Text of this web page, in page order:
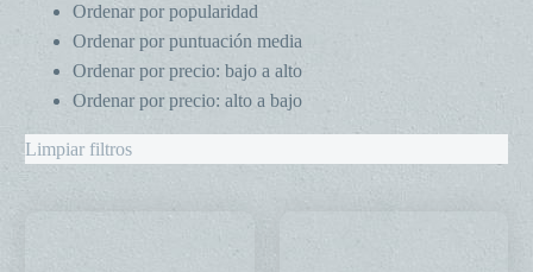
Ordenar por popularidad
Ordenar por puntuación media
Ordenar por precio: bajo a alto
Ordenar por precio: alto a bajo
Limpiar filtros